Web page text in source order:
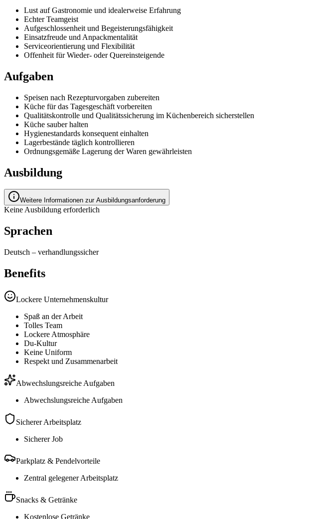
Lust auf Gastronomie und idealerweise Erfahrung
Echter Teamgeist
Aufgeschlossenheit und Begeisterungsfähigkeit
Einsatzfreude und Anpackmentalität
Serviceorientierung und Flexibilität
Offenheit für Wieder- oder Quereinsteigende
Aufgaben
Speisen nach Rezepturvorgaben zubereiten
Küche für das Tagesgeschäft vorbereiten
Qualitätskontrolle und Qualitätssicherung im Küchenbereich sicherstellen
Küche sauber halten
Hygienestandards konsequent einhalten
Lagerbestände täglich kontrollieren
Ordnungsgemäße Lagerung der Waren gewährleisten
Ausbildung
Weitere Informationen zur Ausbildungsanforderung
Keine Ausbildung erforderlich
Sprachen
Deutsch – verhandlungssicher
Benefits
Lockere Unternehmenskultur
Spaß an der Arbeit
Tolles Team
Lockere Atmosphäre
Du-Kultur
Keine Uniform
Respekt und Zusammenarbeit
Abwechslungsreiche Aufgaben
Abwechslungsreiche Aufgaben
Sicherer Arbeitsplatz
Sicherer Job
Parkplatz & Pendelvorteile
Zentral gelegener Arbeitsplatz
Snacks & Getränke
Kostenlose Getränke